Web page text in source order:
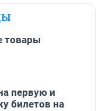
товары
первую и
билетов на